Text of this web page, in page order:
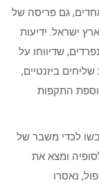
גם פריסה של
ישראל. ידיעות
שדיווחו על
ביזנטיים,
התקפות
לכדי משבר של
לסופיה ומצא את
נאסרו